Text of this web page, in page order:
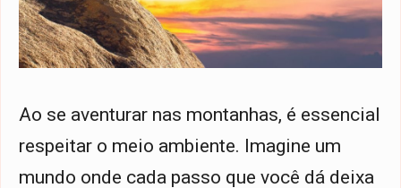
Ao se aventurar nas montanhas, é essencial
respeitar o meio ambiente. Imagine um
mundo onde cada passo que você dá deixa